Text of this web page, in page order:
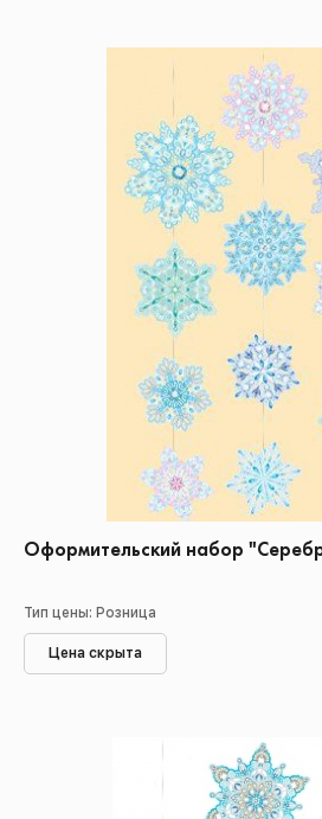
Оформительский набор
Тип цены: Розница
Цена скрыта